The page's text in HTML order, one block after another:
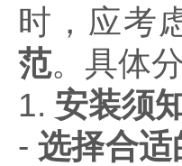
时，应考
范。具体
1. 安装须
-选择合适